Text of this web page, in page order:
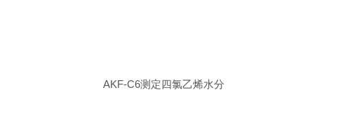
AKF-C6测定四氯乙烯水分